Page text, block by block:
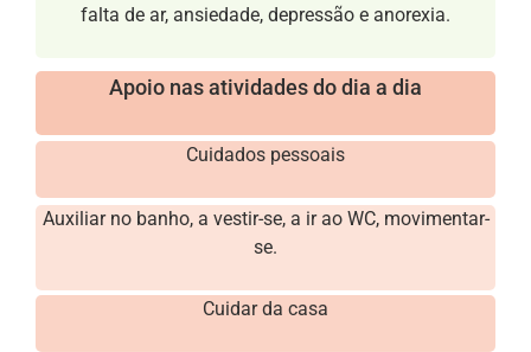
falta de ar, ansiedade, depressão e anorexia.
Apoio nas atividades do dia a dia
Cuidados pessoais
Auxiliar no banho, a vestir-se, a ir ao WC, movimentar-
se.
Cuidar da casa